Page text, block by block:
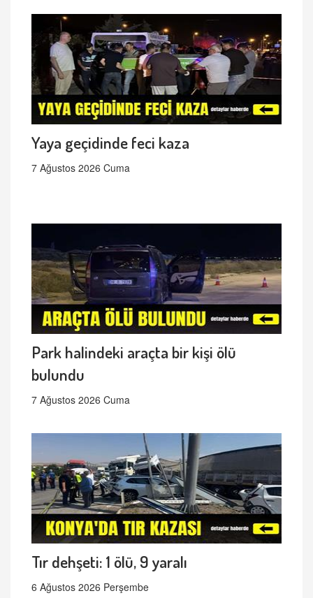
Yaya geçidinde feci kaza
7 Ağustos 2026 Cuma
Park halindeki araçta bir kişi ölü
bulundu
7 Ağustos 2026 Cuma
Tır dehşeti: 1 ölü, 9 yaralı
6 Ağustos 2026 Perşembe